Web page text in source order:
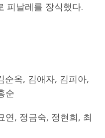
피날레를 장식했다.
순옥, 김애자, 김피아,
순
연, 정금숙, 정현희, 최